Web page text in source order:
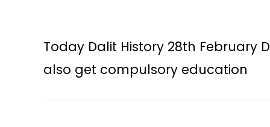
Today Dalit History 28th February
also get compulsory education